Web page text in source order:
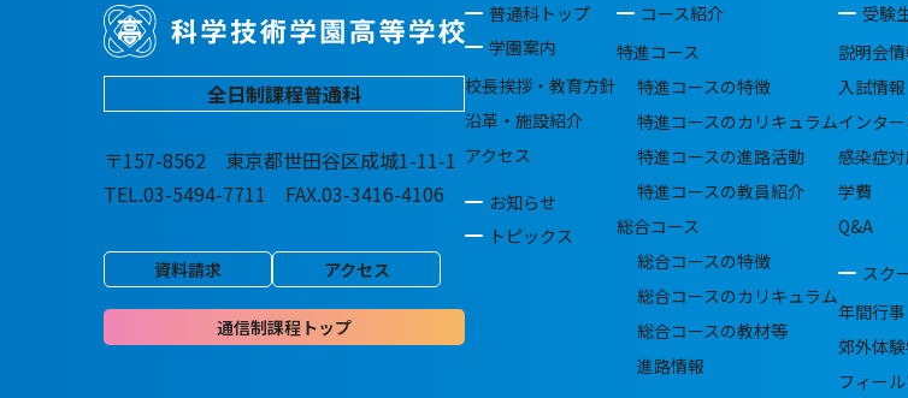
全日制課程普通科
〒157-8562 東京都世田谷区成城1-11-1
TEL.03-5494-7711 FAX.03-3416-4106
資料請求 アクセス
通信制課程トップ
普通科トップ
学園案内
校長挨拶・教育方針
沿革・施設紹介
アクセス
お知らせ
トピックス
コース紹介
特進コース
特進コースの特徴
特進コースのカリキュラム
特進コースの進路活動
特進コースの教員紹介
総合コース
総合コースの特徴
総合コースのカリキュラム
総合コースの教材等
進路情報
受験
説明会
入試情報
インタ
感染症
学費
Q&A
スク
年間行事
郊外体
フィー